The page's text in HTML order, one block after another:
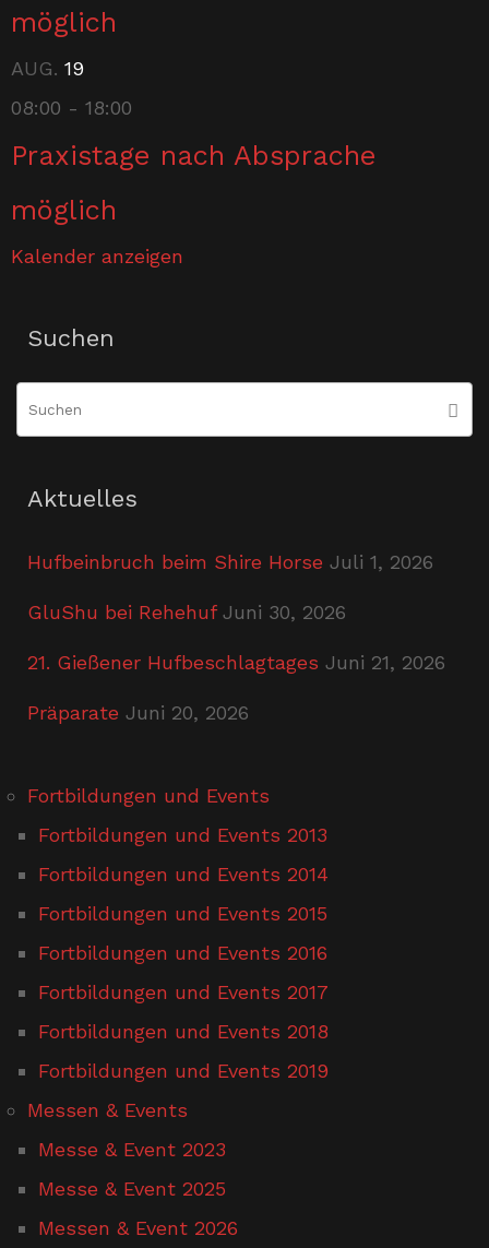
möglich
AUG. 19
08:00 - 18:00
Praxistage nach Absprache
möglich
Kalender anzeigen
Suchen
Aktuelles
Hufbeinbruch beim Shire Horse Juli 1, 2026
GluShu bei Rehehuf Juni 30, 2026
21. Gießener Hufbeschlagtages Juni 21, 2026
Präparate Juni 20, 2026
Fortbildungen und Events
Fortbildungen und Events 2013
Fortbildungen und Events 2014
Fortbildungen und Events 2015
Fortbildungen und Events 2016
Fortbildungen und Events 2017
Fortbildungen und Events 2018
Fortbildungen und Events 2019
Messen & Events
Messe & Event 2023
Messe & Event 2025
Messen & Event 2026